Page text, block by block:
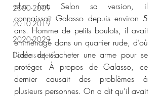
2000-2009
2010-2019
2020-2029
Dossiers rejetés
plus fort. Selon sa version, il
connaissait Galasso depuis environ 5
ans. Homme de petits boulots, il avait
emménagé dans un quartier rude, d’où
l’idée de s’acheter une arme pour se
protéger. À propos de Galasso, ce
dernier causait des problèmes à
plusieurs personnes. On a dit qu’il avait